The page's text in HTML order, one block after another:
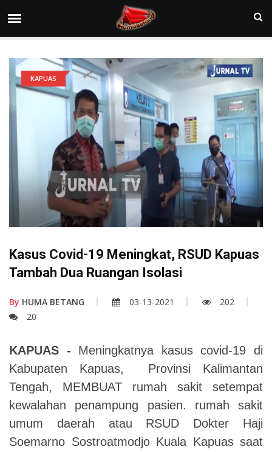
KAPUAS
Kasus Covid-19 Meningkat, RSUD Kapuas
Tambah Dua Ruangan Isolasi
By HUMA BETANG 03-13-2021
202
20
KAPUAS - Meningkatnya kasus covid-19 di
Kabupaten Kapuas, Provinsi Kalimantan
Tengah, MEMBUAT rumah sakit setempat
kewalahan penampung pasien. rumah sakit
umum daerah atau RSUD Dokter Haji
Soemarno Sostroatmodjo Kuala Kapuas saat